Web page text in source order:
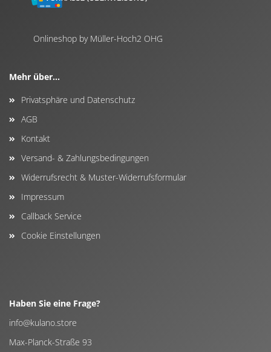
Onlineshop by Müller-Hoch2 OHG
Mehr über...
Privatsphäre und Datenschutz
AGB
Kontakt
Versand- & Zahlungsbedingungen
Widerrufsrecht & Muster-Widerrufsformular
Impressum
Callback Service
Cookie Einstellungen
Haben Sie eine Frage?
info@kulano.store
Max-Planck-Straße 93